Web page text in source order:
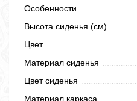
Особенности
Высота сиденья (см)
Цвет
Материал сиденья
Цвет сиденья
Материал каркаса